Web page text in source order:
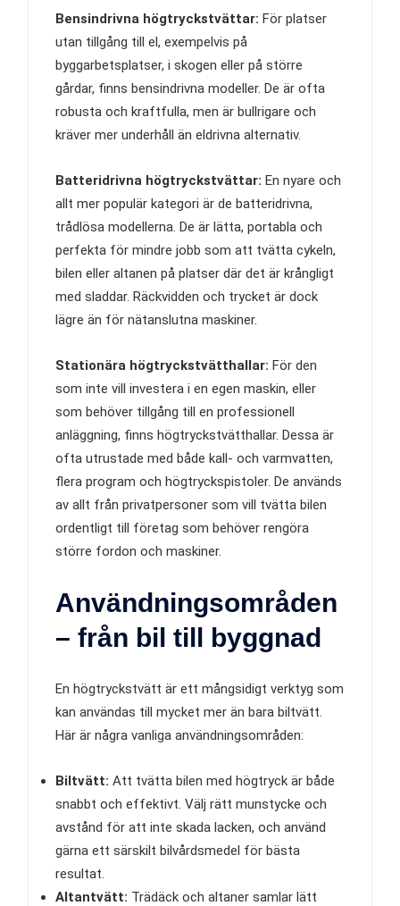
Bensindrivna högtryckstvättar: För platser
utan tillgång till el, exempelvis på
byggarbetsplatser, i skogen eller på större
gårdar, finns bensindrivna modeller. De är ofta
robusta och kraftfulla, men är bullrigare och
kräver mer underhåll än eldrivna alternativ.
Batteridrivna högtryckstvättar: En nyare och
allt mer populär kategori är de batteridrivna,
trådlösa modellerna. De är lätta, portabla och
perfekta för mindre jobb som att tvätta cykeln,
bilen eller altanen på platser där det är krångligt
med sladdar. Räckvidden och trycket är dock
lägre än för nätanslutna maskiner.
Stationära högtryckstvätthallar: För den
som inte vill investera i en egen maskin, eller
som behöver tillgång till en professionell
anläggning, finns högtryckstvätthallar. Dessa är
ofta utrustade med både kall- och varmvatten,
flera program och högtryckspistoler. De används
av allt från privatpersoner som vill tvätta bilen
ordentligt till företag som behöver rengöra
större fordon och maskiner.
Användningsområden
– från bil till byggnad
En högtryckstvätt är ett mångsidigt verktyg som
kan användas till mycket mer än bara biltvätt.
Här är några vanliga användningsområden:
Biltvätt: Att tvätta bilen med högtryck är både
snabbt och effektivt. Välj rätt munstycke och
avstånd för att inte skada lacken, och använd
gärna ett särskilt bilvårdsmedel för bästa
resultat.
Altantvätt: Trädäck och altaner samlar lätt